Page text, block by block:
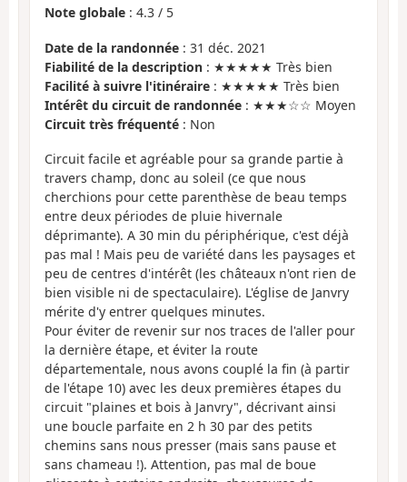
Note globale : 4.3 / 5
Date de la randonnée : 31 déc. 2021
Fiabilité de la description : ★★★★★ Très bien
Facilité à suivre l'itinéraire : ★★★★★ Très bien
Intérêt du circuit de randonnée : ★★★☆☆ Moyen
Circuit très fréquenté : Non
Circuit facile et agréable pour sa grande partie à
travers champ, donc au soleil (ce que nous
cherchions pour cette parenthèse de beau temps
entre deux périodes de pluie hivernale
déprimante). A 30 min du périphérique, c'est déjà
pas mal ! Mais peu de variété dans les paysages et
peu de centres d'intérêt (les châteaux n'ont rien de
bien visible ni de spectaculaire). L'église de Janvry
mérite d'y entrer quelques minutes.
Pour éviter de revenir sur nos traces de l'aller pour
la dernière étape, et éviter la route
départementale, nous avons couplé la fin (à partir
de l'étape 10) avec les deux premières étapes du
circuit "plaines et bois à Janvry", décrivant ainsi
une boucle parfaite en 2 h 30 par des petits
chemins sans nous presser (mais sans pause et
sans chameau !). Attention, pas mal de boue